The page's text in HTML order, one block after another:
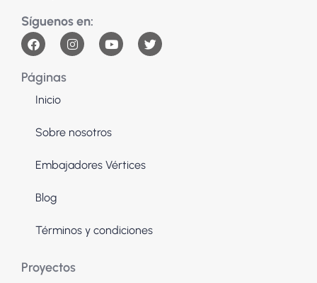
Páginas
Inicio
Sobre nosotros
Embajadores Vértices
Blog
Términos y condiciones
Proyectos